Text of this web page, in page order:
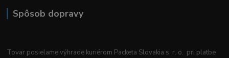
Spôsob dopravy
Tovar posielame výhrade kuriérom Packeta Slovakia s. r. o. pri platbe